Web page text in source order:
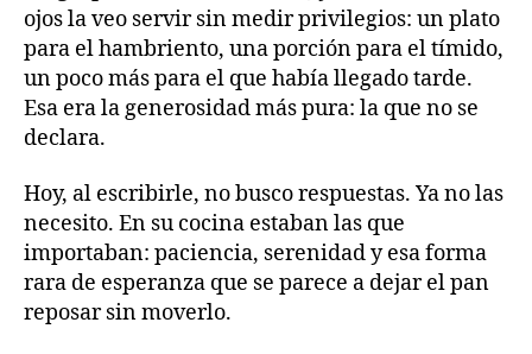
ojos la veo servir sin medir privilegios: un plato
para el hambriento, una porción para el tímido,
un poco más para el que había llegado tarde.
Esa era la generosidad más pura: la que no se
declara.
Hoy, al escribirle, no busco respuestas. Ya no las
necesito. En su cocina estaban las que
importaban: paciencia, serenidad y esa forma
rara de esperanza que se parece a dejar el pan
reposar sin moverlo.